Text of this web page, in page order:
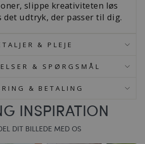
slippe kreativiteten løs
udtryk, der passer til dig.
& PLEJE
& SPØRGSMÅL
& BETALING